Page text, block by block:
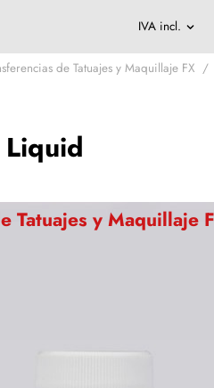
de Tatuajes y Maquillaje FX
Liquid
Tatuajes y Maquillaje